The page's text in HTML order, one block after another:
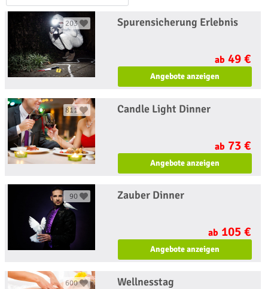
203 Spurensicherung Erlebnis
ab 49 €
Angebote anzeigen
811 Candle Light Dinner
ab 73 €
Angebote anzeigen
90 Zauber Dinner
ab 105 €
Angebote anzeigen
600 Wellnesstag